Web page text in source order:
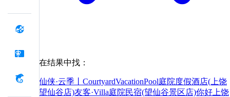
在结果中找：
仙侠·云季丨CourtyardVacationPool庭院度假酒店(上饶
望仙谷店)友客·Villa庭院民宿(望仙谷景区店)你好 上饶